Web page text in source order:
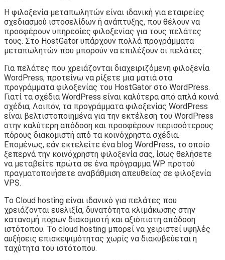
Η φιλοξενία μεταπωλητών είναι ιδανική για εταιρείες
σχεδιασμού ιστοσελίδων ή ανάπτυξης, που θέλουν να
προσφέρουν υπηρεσίες φιλοξενίας για τους πελάτες
τους. Στο HostGator υπάρχουν πολλά προγράμματα
μεταπωλητών που μπορούν να επιλέξουν οι πελάτες.
Για πελάτες που χρειάζονται διαχειριζόμενη φιλοξενία
WordPress, προτείνω να ρίξετε μια ματιά στα
προγράμματα φιλοξενίας του HostGator στο WordPress.
Γιατί τα σχέδια WordPress είναι καλύτερα από απλά κοινά
σχέδια; Λοιπόν, τα προγράμματα φιλοξενίας WordPress
είναι βελτιστοποιημένα για την εκτέλεση του WordPress
στην καλύτερη απόδοση και προσφέρουν περισσότερους
πόρους διακομιστή από τα κοινόχρηστα σχέδια.
Επομένως, εάν εκτελείτε ένα blog WordPress, το οποίο
ξεπερνά την κοινόχρηστη φιλοξενία σας, ίσως θελήσετε
να μεταβείτε πρώτα σε ένα πρόγραμμα WP προτού
πραγματοποιήσετε αναβάθμιση απευθείας σε φιλοξενία
VPS.
Το Cloud hosting είναι ιδανικό για πελάτες που
χρειάζονται ευελιξία, δυνατότητα κλιμάκωσης στην
κατανομή πόρων διακομιστή και αξιόπιστη απόδοση
ιστότοπου. Το cloud hosting μπορεί να χειριστεί υψηλές
αυξήσεις επισκεψιμότητας χωρίς να διακυβεύεται η
ταχύτητα του ιστότοπου.